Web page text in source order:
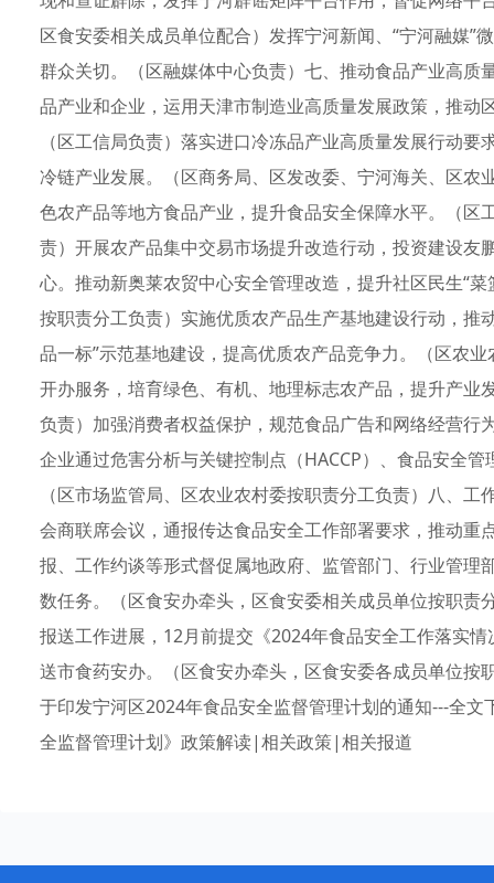
区食安委相关成员单位配合）发挥宁河新闻、“宁河融媒
群众关切。（区融媒体中心负责）七、推动食品产业高
品产业和企业，运用天津市制造业高质量发展政策，推
（区工信局负责）落实进口冷冻品产业高质量发展行动
冷链产业发展。（区商务局、区发改委、宁河海关、区
色农产品等地方食品产业，提升食品安全保障水平。（
责）开展农产品集中交易市场提升改造行动，投资建设
心。推动新奥莱农贸中心安全管理改造，提升社区民生“
按职责分工负责）实施优质农产品生产基地建设行动，推
品一标”示范基地建设，提高优质农产品竞争力。（区农
开办服务，培育绿色、有机、地理标志农产品，提升产
负责）加强消费者权益保护，规范食品广告和网络经营
企业通过危害分析与关键控制点（HACCP）、食品安全
（区市场监管局、区农业农村委按职责分工负责）八、
会商联席会议，通报传达食品安全工作部署要求，推动
报、工作约谈等形式督促属地政府、监管部门、行业管
数任务。（区食安办牵头，区食安委相关成员单位按职
报送工作进展，12月前提交《2024年食品安全工作落实
送市食药安办。（区食安办牵头，区食安委各成员单位
于印发宁河区2024年食品安全监督管理计划的通知---全
全监督管理计划》政策解读|相关政策|相关报道